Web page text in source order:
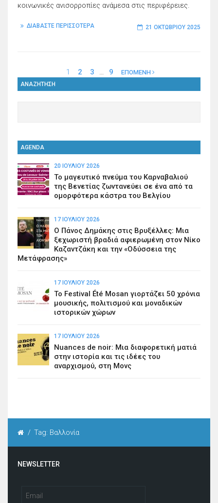
κοινωνικές ανισορροπίες ανάμεσα στις περιφέρειες.
ΔΙΑΒΑΣΤΕ ΠΕΡΙΣΣΟΤΕΡΑ 21 ΟΚΤΩΒΡΊΟΥ 2025
1 2 3 … 9 ΕΠΟΜΕΝΗ
ΑΝΑΖΗΤΗΣΗ
AGENDA
20 ΙΟΥΛΊΟΥ 2026
Το μαγευτικό πνεύμα του Καρναβαλιού
της Βενετίας ζωντανεύει σε ένα από τα
ομορφότερα κάστρα του Βελγίου
17 ΙΟΥΛΊΟΥ 2026
Ο Πάνος Δημάκης στις Βρυξέλλες: Μια
ξεχωριστή βραδιά αφιερωμένη στον Νίκο
Καζαντζάκη και την «Οδύσσεια της
Μετάφρασης»
17 ΙΟΥΛΊΟΥ 2026
Το Festival Été Mosan γιορτάζει 50 χρόνια
μουσικής, πολιτισμού και μοναδικών
ιστορικών χώρων
17 ΙΟΥΛΊΟΥ 2026
Nuances de noir: Μια διαφορετική ματιά
στην ιστορία και τις ιδέες του
αναρχισμού, στη Μονς
/ Tag: Βαλλονία
NEWSLETTER